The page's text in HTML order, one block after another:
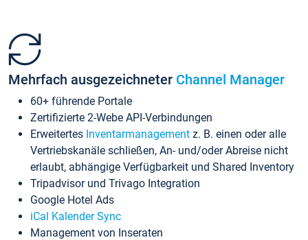
Mehrfach ausgezeichneter Channel Manager
60+ führende Portale
Zertifizierte 2-Webe API-Verbindungen
Erweitertes Inventarmanagement z. B. einen oder alle
Vertriebskanäle schließen, An- und/oder Abreise nicht
erlaubt, abhängige Verfügbarkeit und Shared Inventory
Tripadvisor und Trivago Integration
Google Hotel Ads
iCal Kalender Sync
Management von Inseraten